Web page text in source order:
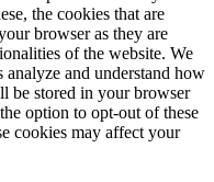
the cookies that are
browser as they are
of the website. We
analyze and understand how
be stored in your browser
option to opt-out of these
cookies may affect your